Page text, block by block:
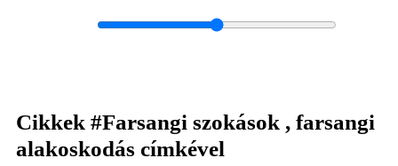
Cikkek #Farsangi szokások , farsangi
alakoskodás címkével